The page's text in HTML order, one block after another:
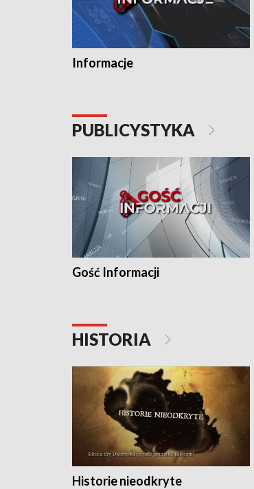
Informacje
PUBLICYSTYKA
Gość Informacji
HISTORIA
Historie nieodkryte